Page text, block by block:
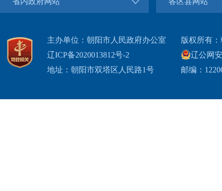
主办单位：朝阳市人民政府办公室
辽ICP备2020013812号-2
地址：朝阳市双塔区人民路1号
版权所有
辽公网
邮编：